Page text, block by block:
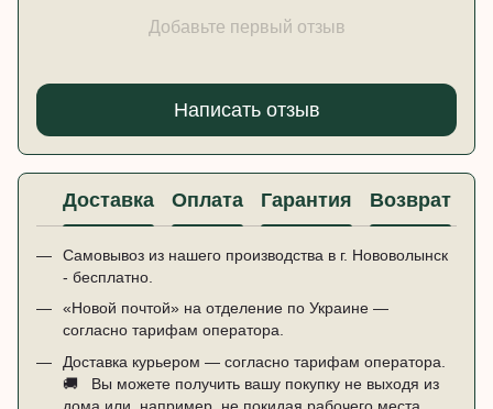
Добавьте первый отзыв
Написать отзыв
Доставка Оплата Гарантия Возврат
Самовывоз из нашего производства в г. Нововолынск
- бесплатно.
«Новой почтой» на отделение по Украине —
согласно тарифам оператора.
Доставка курьером — согласно тарифам оператора.
🚚 ​ ​ Вы можете получить вашу покупку не выходя из
дома или, например, не покидая рабочего места.